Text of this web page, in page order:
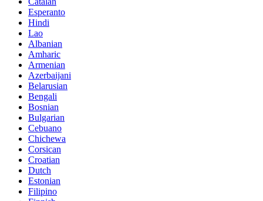
Esperanto
Hindi
Lao
Albanian
Amharic
Armenian
Azerbaijani
Belarusian
Bengali
Bosnian
Bulgarian
Cebuano
Chichewa
Corsican
Croatian
Dutch
Estonian
Filipino